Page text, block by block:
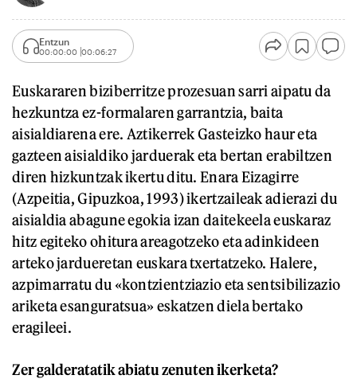
Entzun
00:00:00 00:06:27
Euskararen biziberritze prozesuan sarri aipatu da
hezkuntza ez-formalaren garrantzia, baita
aisialdiarena ere. Aztikerrek Gasteizko haur eta
gazteen aisialdiko jarduerak eta bertan erabiltzen
diren hizkuntzak ikertu ditu. Enara Eizagirre
(Azpeitia, Gipuzkoa, 1993) ikertzaileak adierazi du
aisialdia abagune egokia izan daitekeela euskaraz
hitz egiteko ohitura areagotzeko eta adinkideen
arteko jardueretan euskara txertatzeko. Halere,
azpimarratu du «kontzientziazio eta sentsibilizazio
ariketa esanguratsua» eskatzen diela bertako
eragileei.
Zer galderatatik abiatu zenuten ikerketa?